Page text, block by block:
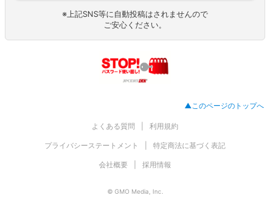
※上記SNS等に自動投稿はされませんので
ご安心ください。
▲このページのトップへ
よくある質問 利用規約
プライバシーステートメント 特定商法に基づく表記
会社概要 採用情報
© GMO Media, Inc.